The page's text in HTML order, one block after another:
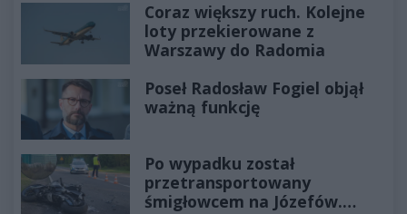
Coraz większy ruch. Kolejne
loty przekierowane z
Warszawy do Radomia
Poseł Radosław Fogiel objął
ważną funkcję
Po wypadku został
przetransportowany
śmigłowcem na Józefów.